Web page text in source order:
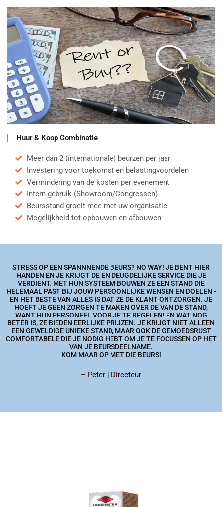
Huur & Koop Combinatie
Meer dan 2 (internationale) beurzen per jaar
Investering voor toekomst en belastingvoordelen
Vermindering van de kosten per evenement
Intern gebruik (Showroom/Congressen)
Beursstand groeit mee met uw organisatie
Mogelijkheid tot opbouwen en afbouwen
STRESS OP EEN SPANNNENDE BEURS? NO WAY! JE BENT HIER
HANDEN EN JE KRIJGT DE EN DEUGDELIJKE SERVICE DIE JE
VERDIENT. MET HUN SYSTEEM BOUWEN ZE EEN STAND DIE
HELEMAAL PAST BIJ JOUW PERSOONLIJKE WENSEN EN DOELEN -
EN HET BESTE VAN ALLES IS DAT ZE DE KLANT ONTZORGEN. JE
HOEFT JE GEEN ZORGEN TE MAKEN OVER DE VAN DE STAND,
WANT HUN PERSONEEL VOOR JE TE REGELEN! EN WAT NOG
BETER IS, ZE BIEDEN EERLIJKE PRIJZEN. JE KRIJGT NIET ALLEEN
EEN GEWELDIGE UNIEKE STAND, MAAR OOK DE GEMOEDSRUST
COMFORTABELE DIE JE NODIG HEBT OM JE TE FOCUSSEN OP HET
VAN JE BEURSDEELNAME.
KOM MAAR OP MET DIE BEURS!
– Peter | Directeur